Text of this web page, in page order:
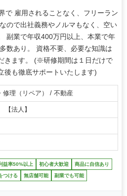
で 雇用されることなく、フリーラン
ので出社義務やノルマもなく、空い
副業で年収400万円以上、本業で年
数あり。 資格不要、必要な知識は
きます。 (※研修期間は１日だけで
後も徹底サポートいたします)
修理（リペア） / 不動産
【法人】
益率50%以上 初心者大歓迎 商品に自信あり
つける 無店舗可能 副業でも可能